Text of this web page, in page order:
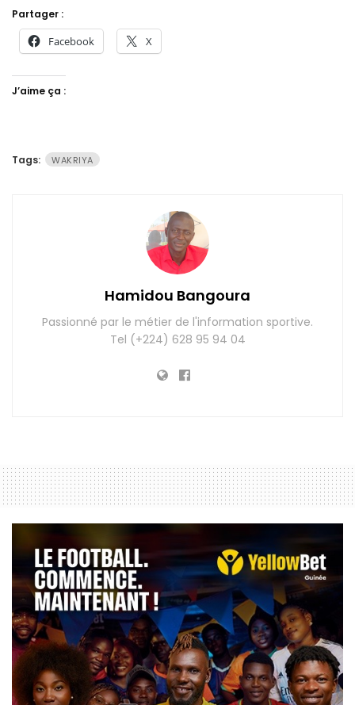
Partager :
Facebook X
J’aime ça :
Tags: WAKRIYA
Hamidou Bangoura
Passionné par le métier de l'information sportive.
Tel (+224) 628 95 94 04